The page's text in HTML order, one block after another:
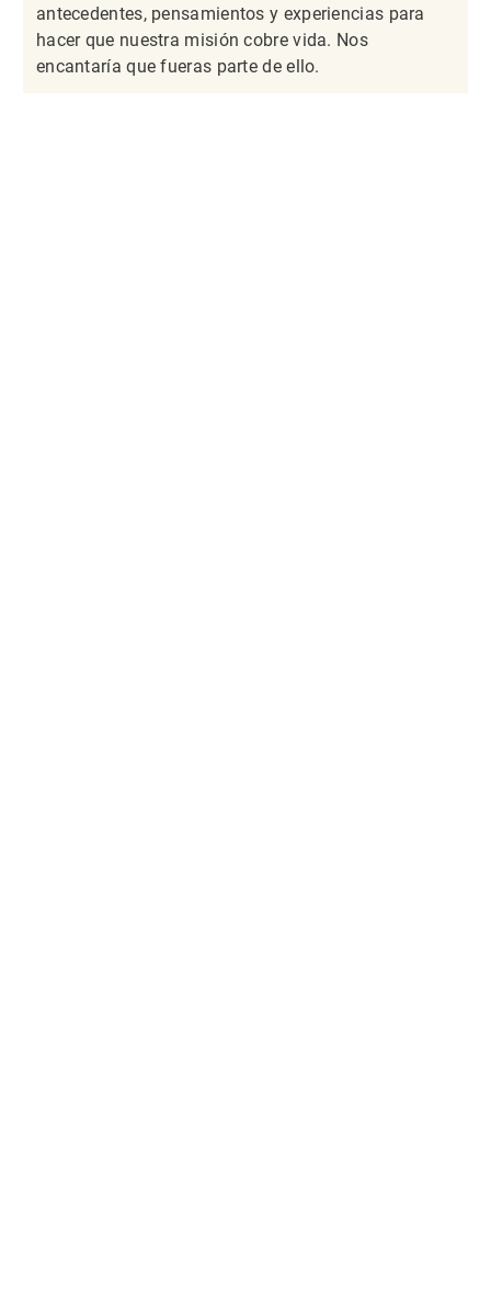
antecedentes, pensamientos y experiencias para
hacer que nuestra misión cobre vida. Nos
encantaría que fueras parte de ello.